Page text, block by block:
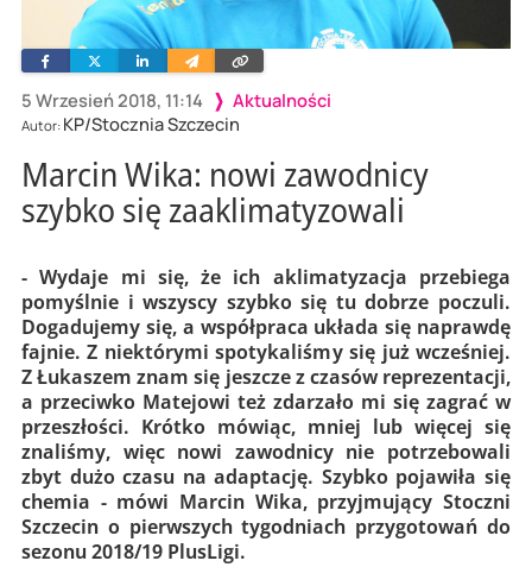
5 Wrzesień 2018, 11:14 Aktualności
Autor: KP/Stocznia Szczecin
FacebookTwitterLinkedinWyślij
e-
Skopiuj
link
Marcin Wika: nowi zawodnicy
szybko się zaaklimatyzowali
- Wydaje mi się, że ich aklimatyzacja przebiega
pomyślnie i wszyscy szybko się tu dobrze poczuli.
Dogadujemy się, a współpraca układa się naprawdę
fajnie. Z niektórymi spotykaliśmy się już wcześniej.
Z Łukaszem znam się jeszcze z czasów reprezentacji,
a przeciwko Matejowi też zdarzało mi się zagrać w
przeszłości. Krótko mówiąc, mniej lub więcej się
znaliśmy, więc nowi zawodnicy nie potrzebowali
zbyt dużo czasu na adaptację. Szybko pojawiła się
chemia - mówi Marcin Wika, przyjmujący Stoczni
Szczecin o pierwszych tygodniach przygotowań do
sezonu 2018/19 PlusLigi.